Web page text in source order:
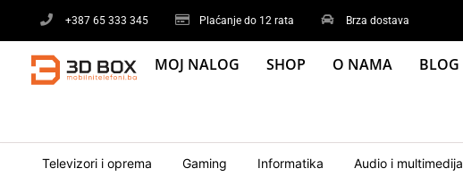
content
+387 65 333 345 Plaćanje do 12 rata Brza dostava
MOJ NALOG SHOP O NAMA BLOG
Televizori i oprema Gaming Informatika Audio i multimedija